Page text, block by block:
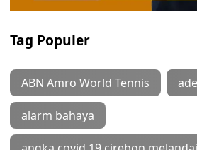
Tag Populer
ABN Amro World Tennis
alarm bahaya